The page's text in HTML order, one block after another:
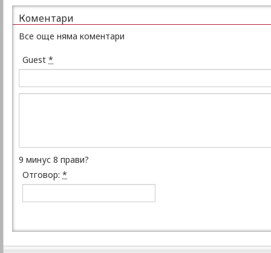
Коментари
Все още няма коментари
Guest *
9 минус 8 прави?
Отговор: *